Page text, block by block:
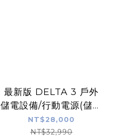
最新版 DELTA 3 戶外
儲電設備/行動電源(儲能
電源 防颱必備 停電神
器)
NT$28,000
NT$32,990